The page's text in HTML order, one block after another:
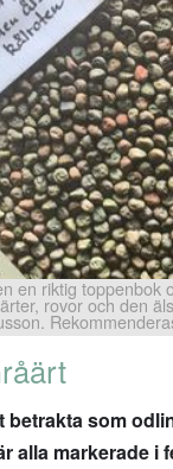
en riktig toppenbok
rovor och den
betrakta som
alla markerade i